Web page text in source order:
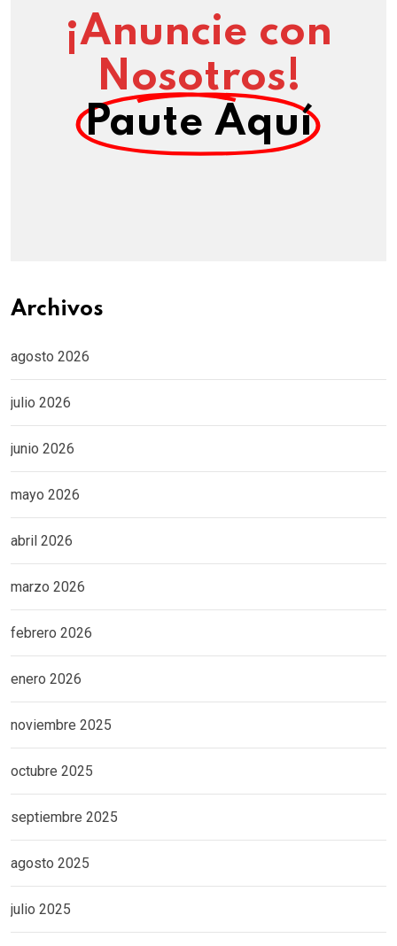
¡Anuncie con
Nosotros!
Paute Aquí
Archivos
agosto 2026
julio 2026
junio 2026
mayo 2026
abril 2026
marzo 2026
febrero 2026
enero 2026
noviembre 2025
octubre 2025
septiembre 2025
agosto 2025
julio 2025